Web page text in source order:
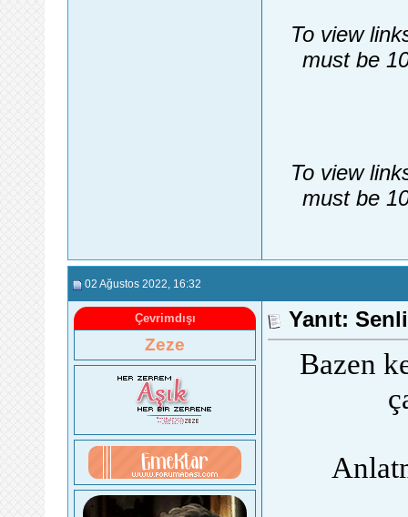
To view
must be
To view
must be
02 Ağustos 2022 , 16:32
Çevrimdışı
Zeze
Yanıt:
Bazen